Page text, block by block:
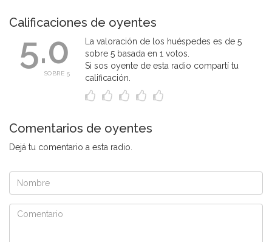
Calificaciones de oyentes
5.0
SOBRE 5
La valoración de los huéspedes es de 5
sobre 5 basada en 1 votos.
Si sos oyente de esta radio compartí tu
calificación.
Comentarios de oyentes
Dejá tu comentario a esta radio.